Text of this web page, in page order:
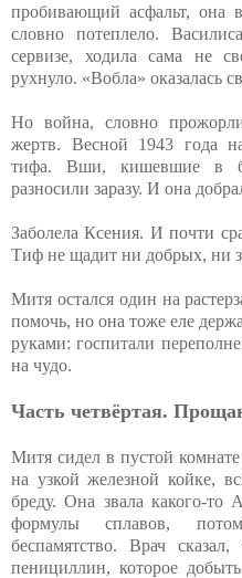
пробивающий асфальт, она
словно потеплело.
сервизе, ходила сама не
рухнуло. «Вобла» оказалась
Но война, словно
жертв. Весной 1943 года
тифа. Вши, кишевшие в
разносили заразу. И она
Заболела Ксения. И почти
Тиф не щадит ни добрых, ни
Митя остался один на
помочь, но она тоже еле
руками: госпитали
на чудо.
Часть четвёртая.
Митя сидел в пустой
на узкой железной койке,
бреду. Она звала какого-то
формулы сплавов,
беспамятство. Врач
пенициллин, которое